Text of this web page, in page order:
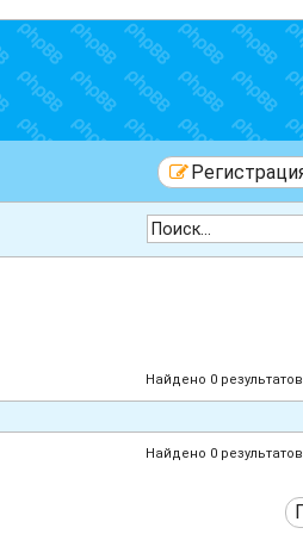
Найдено 0
Найдено 0